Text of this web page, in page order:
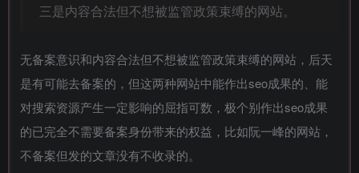
三是内容合法但不想被监管政策束缚的网站。
无备案意识和内容合法但不想被监管政策束缚的网站，后天
是有可能去备案的，但这两种网站中能作出seo成果的、能
对搜索资源产生一定影响的屈指可数，极个别作出seo成果
的已完全不需要备案身份带来的权益，比如阮一峰的网站，
不备案但发的文章没有不收录的。